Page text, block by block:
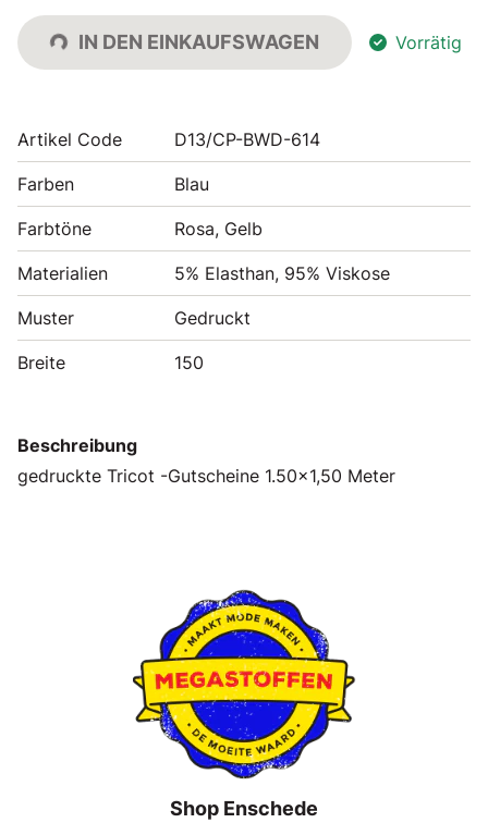
IN DEN EINKAUFSWAGEN Vorrätig
Artikel Code D13/CP-BWD-614
Farben Blau
Farbtöne Rosa, Gelb
Materialien 5% Elasthan, 95% Viskose
Muster Gedruckt
Breite 150
Beschreibung
gedruckte Tricot -Gutscheine 1.50x1,50 Meter
Shop Enschede